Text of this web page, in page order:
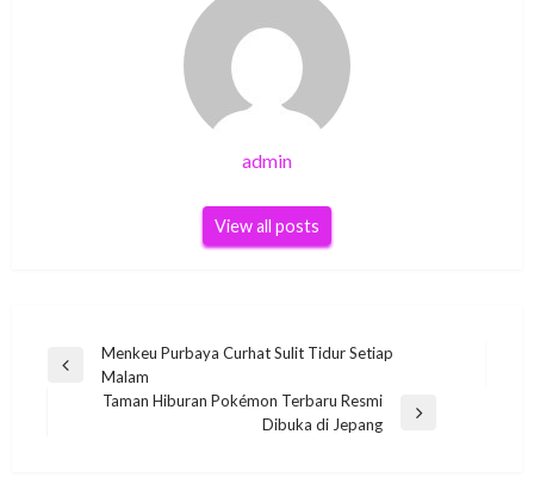
admin
View all posts
Post
navigation
Previous
Menkeu Purbaya Curhat Sulit Tidur Setiap
Malam
Taman Hiburan Pokémon Terbaru Resmi
Dibuka di Jepang